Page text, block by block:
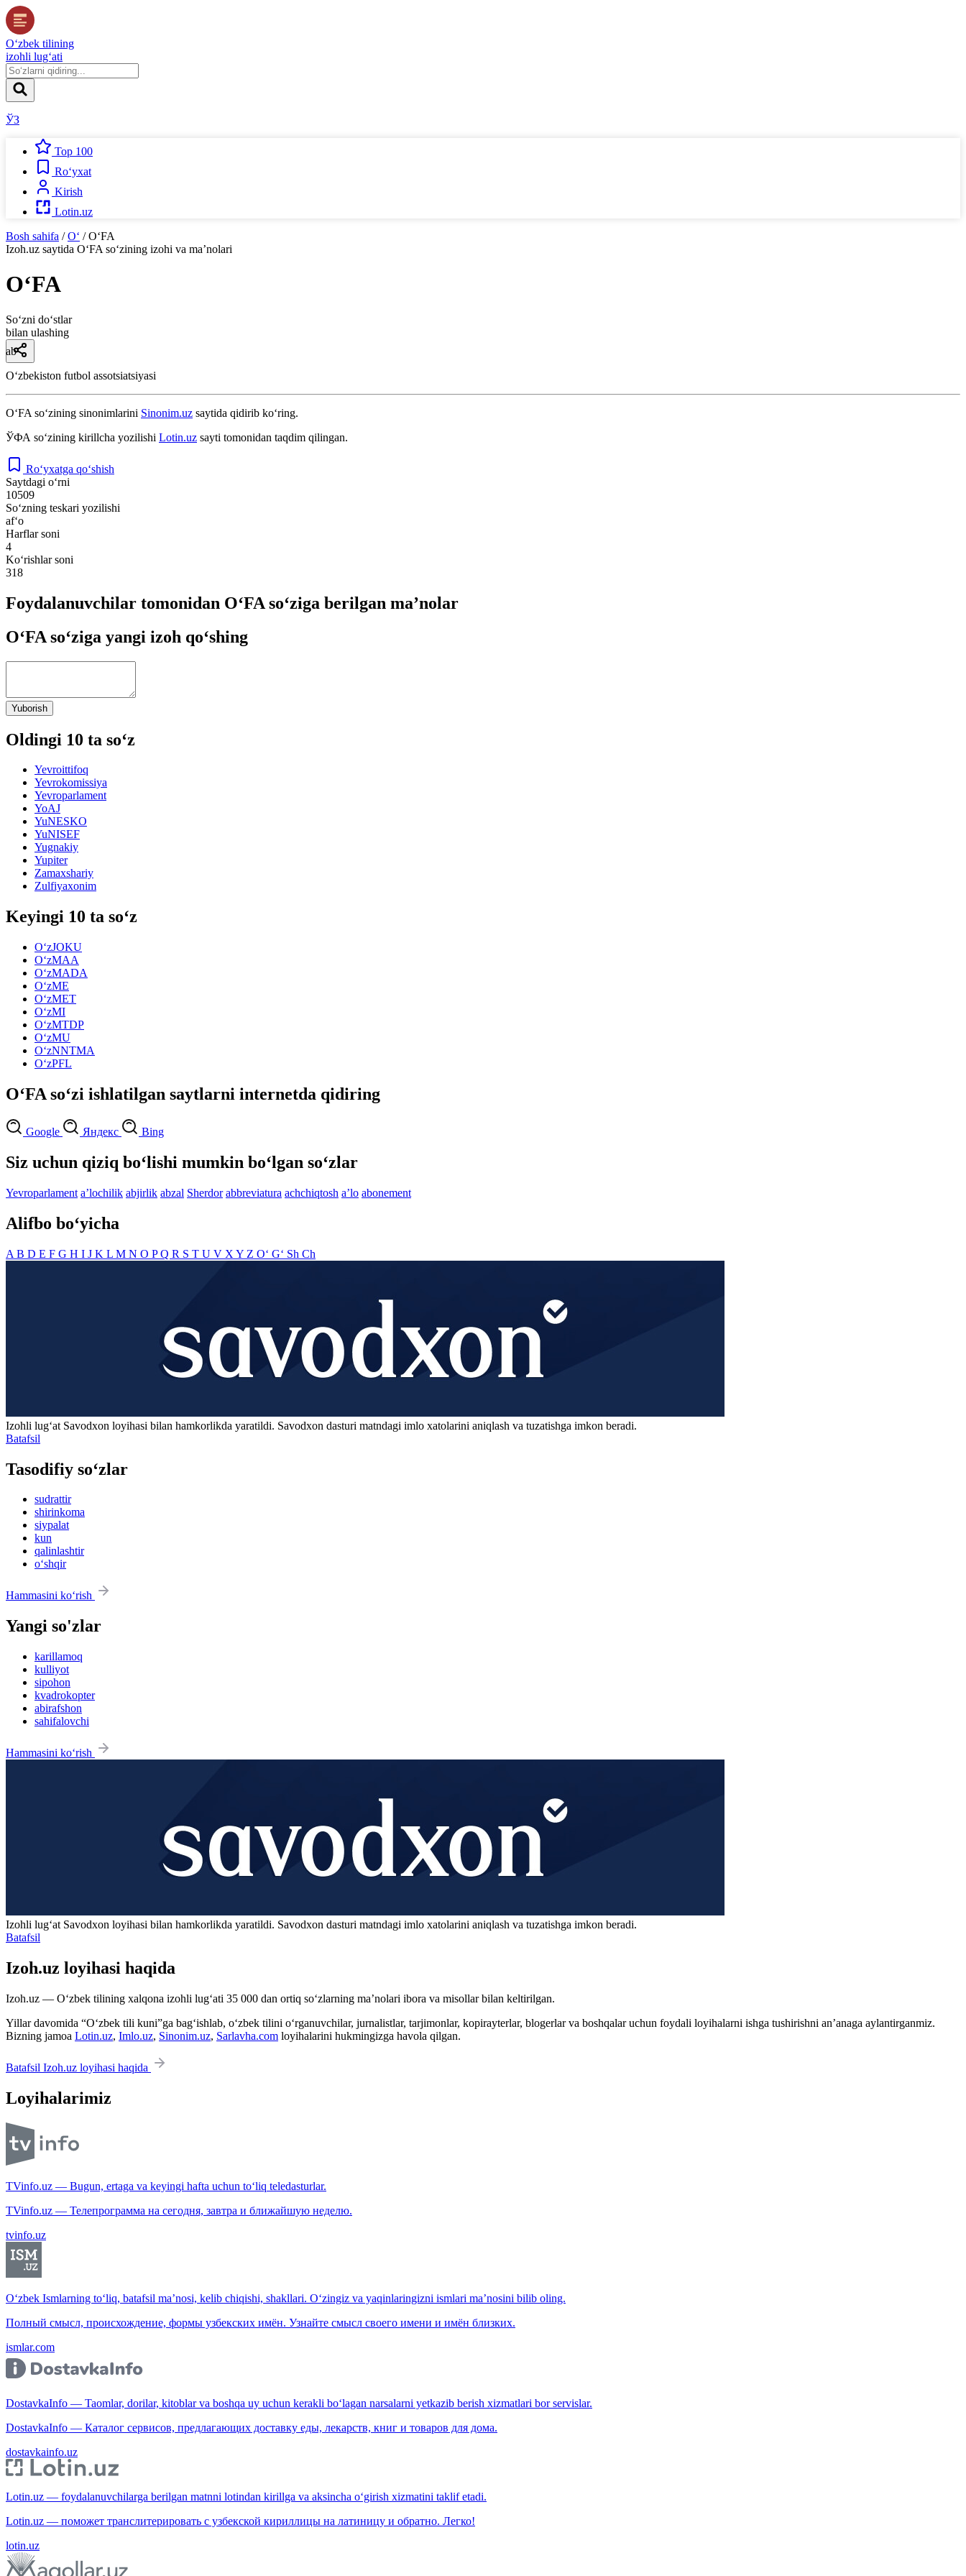
O‘zbek tilining
izohli lug‘ati
ЎЗ
Top 100
Ro‘yxat
Kirish
Lotin.uz
Bosh sahifa / O‘ / O‘FA
Izoh.uz saytida O‘FA so‘zining izohi va ma’nolari
O‘FA
So‘zni do‘stlar
bilan ulashing
ab
Oʻzbekiston futbol assotsiatsiyasi
O‘FA so‘zining sinonimlarini Sinonim.uz saytida qidirib ko‘ring.
ЎФА so‘zining kirillcha yozilishi Lotin.uz sayti tomonidan taqdim qilingan.
Ro‘yxatga qo‘shish
Saytdagi o‘rni
10509
So‘zning teskari yozilishi
af‘o
Harflar soni
4
Ko‘rishlar soni
318
Foydalanuvchilar tomonidan O‘FA so‘ziga berilgan ma’nolar
O‘FA so‘ziga yangi izoh qo‘shing
Yuborish
Oldingi 10 ta so‘z
Yevroittifoq
Yevrokomissiya
Yevroparlament
YoAJ
YuNESKO
YuNISEF
Yugnakiy
Yupiter
Zamaxshariy
Zulfiyaxonim
Keyingi 10 ta so‘z
O‘zJOKU
O‘zMAA
O‘zMADA
O‘zME
O‘zMET
O‘zMI
O‘zMTDP
O‘zMU
O‘zNNTMA
O‘zPFL
O‘FA so‘zi ishlatilgan saytlarni internetda qidiring
Google Яндекс Bing
Siz uchun qiziq bo‘lishi mumkin bo‘lgan so‘zlar
Yevroparlament aʼlochilik abjirlik abzal Sherdor abbreviatura achchiqtosh aʼlo abonement
Alifbo bo‘yicha
A B D E F G H I J K L M N O PQ R S T U V X Y Z O‘ G‘ Sh Ch
Izohli lugʻat Savodxon loyihasi bilan hamkorlikda yaratildi. Savodxon dasturi matndagi imlo xatolarini aniqlash va tuzatishga imkon beradi.
Batafsil
Tasodifiy so‘zlar
sudrattir
shirinkoma
siypalat
kun
qalinlashtir
o‘shqir
Hammasini ko‘rish
Yangi so'zlar
karillamoq
kulliyot
sipohon
kvadrokopter
abirafshon
sahifalovchi
Hammasini ko‘rish
Izohli lugʻat Savodxon loyihasi bilan hamkorlikda yaratildi. Savodxon dasturi matndagi imlo xatolarini aniqlash va tuzatishga imkon beradi.
Batafsil
Izoh.uz loyihasi haqida
Izoh.uz — O‘zbek tilining xalqona izohli lug‘ati 35 000 dan ortiq so‘zlarning ma’nolari ibora va misollar bilan keltirilgan.
Yillar davomida “O‘zbek tili kuni”ga bag‘ishlab, o‘zbek tilini o‘rganuvchilar, jurnalistlar, tarjimonlar, kopirayterlar, blogerlar va boshqalar uchun foydali loyihalarni ishga tushirishni an’anaga aylantirganmiz.
Bizning jamoa Lotin.uz, Imlo.uz, Sinonim.uz, Sarlavha.com loyihalarini hukmingizga havola qilgan.
Batafsil Izoh.uz loyihasi haqida
Loyihalarimiz
TVinfo.uz — Bugun, ertaga va keyingi hafta uchun to‘liq teledasturlar.
TVinfo.uz — Телепрограмма на сегодня, завтра и ближайшую неделю.
tvinfo.uz
O‘zbek Ismlarning to‘liq, batafsil ma’nosi, kelib chiqishi, shakllari. O‘zingiz va yaqinlaringizni ismlari ma’nosini bilib oling.
Полный смысл, происхождение, формы узбекских имён. Узнайте смысл своего имени и имён близких.
ismlar.com
DostavkaInfo — Taomlar, dorilar, kitoblar va boshqa uy uchun kerakli bo‘lagan narsalarni yetkazib berish xizmatlari bor servislar.
DostavkaInfo — Каталог сервисов, предлагающих доставку еды, лекарств, книг и товаров для дома.
dostavkainfo.uz
Lotin.uz — foydalanuvchilarga berilgan matnni lotindan kirillga va aksincha o‘girish xizmatini taklif etadi.
Lotin.uz — поможет транслитерировать с узбекской кириллицы на латиницу и обратно. Легко!
lotin.uz